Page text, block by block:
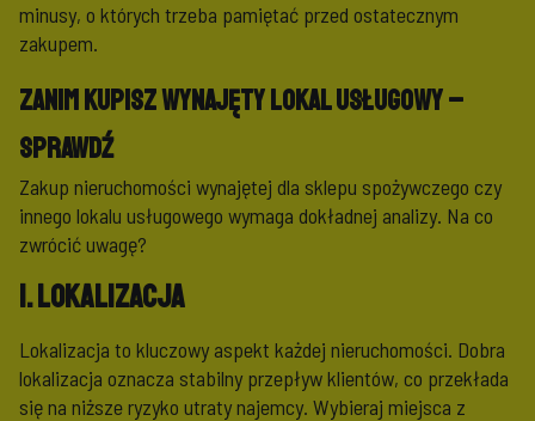
minusy, o których trzeba pamiętać przed ostatecznym
zakupem.
Zanim kupisz wynajęty lokal usługowy –
sprawdź
Zakup nieruchomości wynajętej dla sklepu spożywczego czy
innego lokalu usługowego wymaga dokładnej analizy. Na co
zwrócić uwagę?
1. Lokalizacja
Lokalizacja to kluczowy aspekt każdej nieruchomości. Dobra
lokalizacja oznacza stabilny przepływ klientów, co przekłada
się na niższe ryzyko utraty najemcy. Wybieraj miejsca z